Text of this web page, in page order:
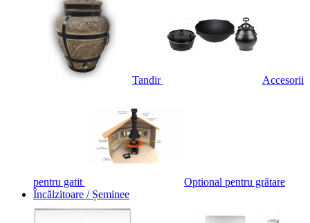
Tandir Accesorii
pentru gatit
Optional pentru grătare
Încălzitoare / Șeminee